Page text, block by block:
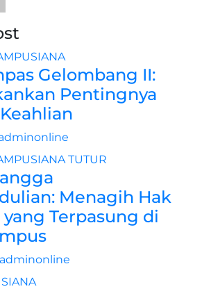
Gelombang II:
Pentingnya
TUTUR
Menagih Hak
Terpasung di
adminonline